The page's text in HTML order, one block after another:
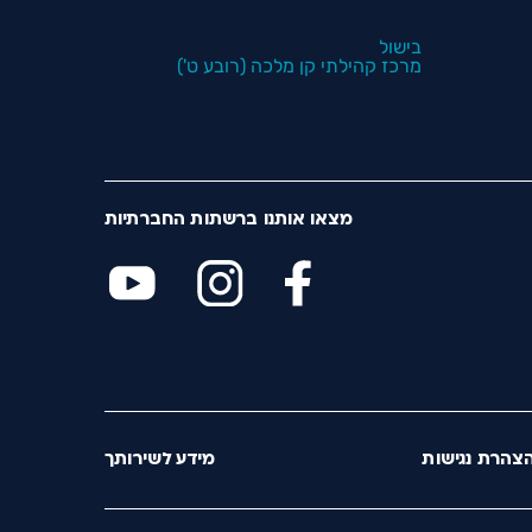
בישול
מרכז קהילתי קן מלכה (רובע ט')
מצאו אותנו ברשתות החברתיות
נגישות מידע לשירותך